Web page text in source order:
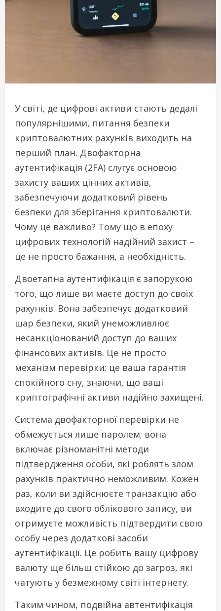
У світі, де цифрові активи стають дедалі
популярнішими, питання безпеки
криптовалютних рахунків виходить на
перший план. Двофакторна
аутентифікація (2FA) слугує основою
захисту ваших цінних активів,
забезпечуючи додатковий рівень
безпеки для зберігання криптовалюти.
Чому це важливо? Тому що в епоху
цифрових технологій надійний захист –
це не просто бажання, а необхідність.
Двоетапна аутентифікація є запорукою
того, що лише ви маєте доступ до своїх
рахунків. Вона забезпечує додатковий
шар безпеки, який унеможливлює
несанкціонований доступ до ваших
фінансових активів. Це не просто
механізм перевірки: це ваша гарантія
спокійного сну, знаючи, що ваші
криптографічні активи надійно захищені.
Система двофакторної перевірки не
обмежується лише паролем; вона
включає різноманітні методи
підтвердження особи, які роблять злом
рахунків практично неможливим. Кожен
раз, коли ви здійснюєте транзакцію або
входите до свого облікового запису, ви
отримуєте можливість підтвердити свою
особу через додаткові засоби
аутентифікації. Це робить вашу цифрову
валюту ще більш стійкою до загроз, які
чатують у безмежному світі інтернету.
Таким чином, подвійна автентифікація